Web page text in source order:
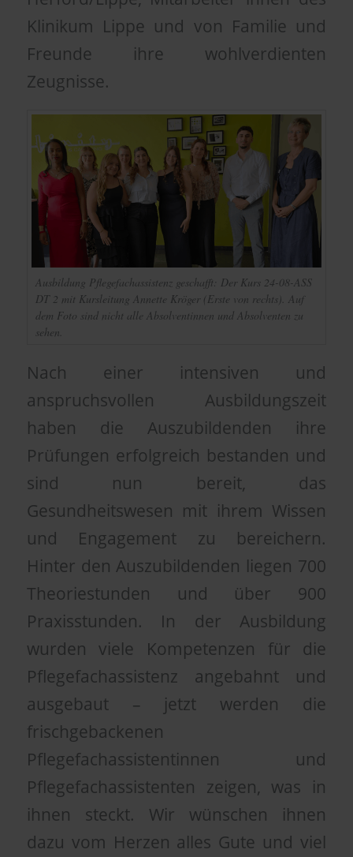
Klinikum Lippe und von Familie und
Freunde ihre wohlverdienten
Zeugnisse.
Ausbildung Pflegefachassistenz geschafft: Der Kurs 24-08-ASS
DT 2 mit Kursleitung Annette Kröger (Erste von rechts). Auf
dem Foto sind nicht alle Absolventinnen und Absolventen zu
sehen.
Nach einer intensiven und
anspruchsvollen Ausbildungszeit
haben die Auszubildenden ihre
Prüfungen erfolgreich bestanden und
sind nun bereit, das
Gesundheitswesen mit ihrem Wissen
und Engagement zu bereichern.
Hinter den Auszubildenden liegen 700
Theoriestunden und über 900
Praxisstunden. In der Ausbildung
wurden viele Kompetenzen für die
Pflegefachassistenz angebahnt und
ausgebaut – jetzt werden die
frischgebackenen
Pflegefachassistentinnen und
Pflegefachassistenten zeigen, was in
ihnen steckt. Wir wünschen ihnen
dazu vom Herzen alles Gute und viel